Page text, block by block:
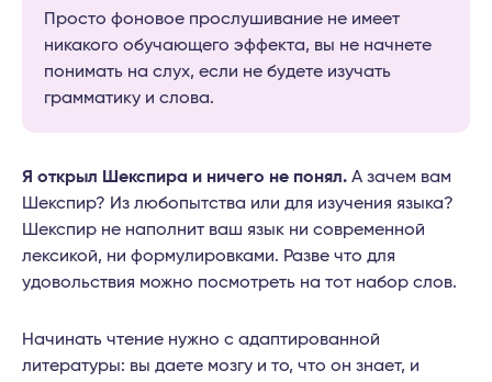
Просто фоновое прослушивание не имеет
никакого обучающего эффекта, вы не начнете
понимать на слух, если не будете изучать
грамматику и слова.
Я открыл Шекспира и ничего не понял. А зачем вам
Шекспир? Из любопытства или для изучения языка?
Шекспир не наполнит ваш язык ни современной
лексикой, ни формулировками. Разве что для
удовольствия можно посмотреть на тот набор слов.
Начинать чтение нужно с адаптированной
литературы: вы даете мозгу и то, что он знает, и